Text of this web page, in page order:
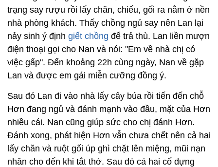
trạng say rượu rồi lấy chăn, chiếu, gối ra nằm ở nền
nhà phòng khách. Thấy chồng ngủ say nên Lan lại
nảy sinh ý định giết chồng để trả thù. Lan liền mượn
điện thoại gọi cho Nan và nói: "Em về nhà chị có
việc gấp". Đến khoảng 22h cùng ngày, Nan về gặp
Lan và được em gái miễn cưỡng đồng ý.
Sau đó Lan đi vào nhà lấy cây búa rồi tiến đến chỗ
Hơn đang ngủ và đánh mạnh vào đầu, mặt của Hơn
nhiều cái. Nan cũng giúp sức cho chị đánh Hơn.
Đánh xong, phát hiện Hơn vẫn chưa chết nên cả hai
lấy chăn và ruột gối úp ghì chặt lên miệng, mũi nạn
nhân cho đến khi tắt thở. Sau đó cả hai cố dựng